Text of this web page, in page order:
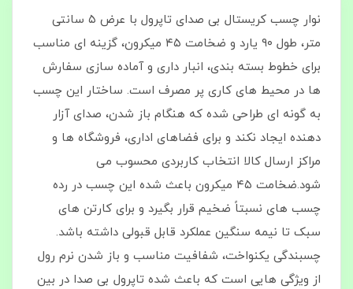
نوار چسب کریستال بی‌ صدای تاپرول با عرض ۵ سانتی‌
متر، طول ۹۰ یارد و ضخامت ۴۵ میکرون، گزینه‌ ای مناسب
برای خطوط بسته‌ بندی، انبار داری و آماده‌ سازی سفارش‌
ها در محیط‌ های کاری پر مصرف است. ساختار این چسب
به‌ گونه‌ ای طراحی شده که هنگام باز شدن، صدای آزار
دهنده ایجاد نکند و برای فضاهای اداری، فروشگاه‌ ها و
مراکز ارسال کالا انتخاب کاربردی محسوب می‌
شود.ضخامت ۴۵ میکرون باعث شده این چسب در رده
چسب‌ های نسبتاً ضخیم قرار بگیرد و برای کارتن‌ های
سبک تا نیمه‌ سنگین عملکرد قابل قبولی داشته باشد.
چسبندگی یکنواخت، شفافیت مناسب و باز شدن نرم رول
از ویژگی‌ هایی است که باعث شده تاپرول بی‌ صدا در بین